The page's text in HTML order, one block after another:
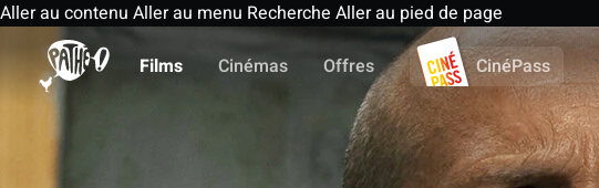
Aller au contenu Aller au menu Recherche Aller au pied de page
Films
Cinémas Offres CinéPass